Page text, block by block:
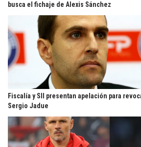
busca el fichaje de Alexis Sánchez
Fiscalía y SII presentan apelación para
Sergio Jadue